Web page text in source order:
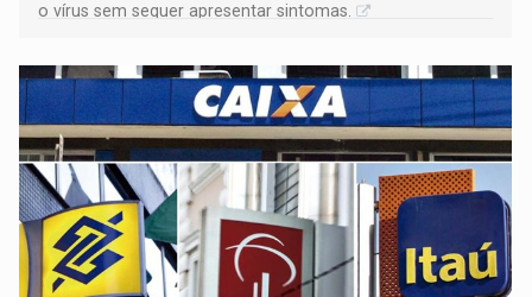
o vírus sem sequer apresentar sintomas.